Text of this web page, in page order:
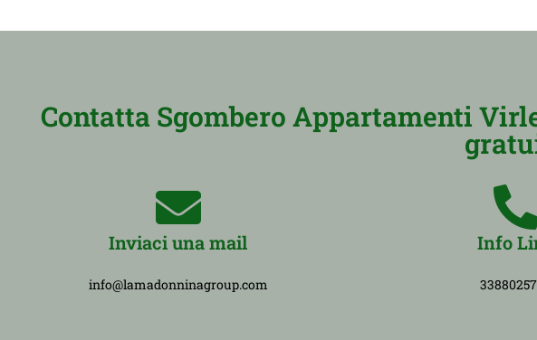
Contatta Sgombero Appartamenti
Inviaci una mail
info@lamadonninagroup.com
Info